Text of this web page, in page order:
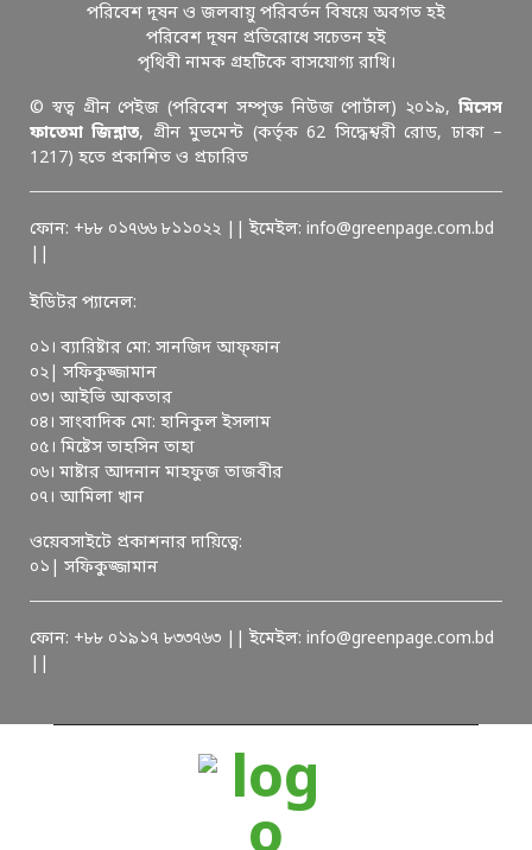
পরিবেশ দূষন ও জলবায়ু পরিবর্তন বিষয়ে অবগত হই
পরিবেশ দূষন প্রতিরোধে সচেতন হই
পৃথিবী নামক গ্রহটিকে বাসযোগ্য রাখি।
© স্বত্ব গ্রীন পেইজ (পরিবেশ সম্পৃক্ত নিউজ পোর্টাল) ২০১৯, মিসেস
ফাতেমা জিন্নাত, গ্রীন মুভমেন্ট (কর্তৃক 62 সিদ্ধেশ্বরী রোড, ঢাকা –
1217) হতে প্রকাশিত ও প্রচারিত
ফোন: +৮৮ ০১৭৬৬ ৮১১০২২ || ইমেইল: info@greenpage.com.bd
ইডিটর প্যানেল:
০১। ব্যারিষ্টার মো: সানজিদ আফ্ফান
০২| সফিকুজ্জামান
০৩। আইভি আকতার
০৪। সাংবাদিক মো: হানিকুল ইসলাম
০৫। মিষ্টেস তাহসিন তাহা
০৬। মাষ্টার আদনান মাহফুজ তাজবীর
০৭। আমিলা খান
ওয়েবসাইটে প্রকাশনার দায়িত্বে:
০১| সফিকুজ্জামান
ফোন: +৮৮ ০১৯১৭ ৮৩৩৭৬৩ || ইমেইল: info@greenpage.com.bd